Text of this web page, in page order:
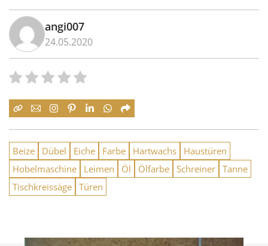
angi007
24.05.2020
Beize Dübel Eiche Farbe Hartwachs
Haustüren
Hobelmaschine
Leimen Öl Ölfarbe Schreiner Tanne
Tischkreissäge Türen